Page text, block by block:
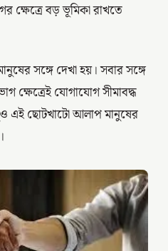
ক্ষেত্রে বড় ভূমিকা রাখতে
সঙ্গে দেখা হয়। সবার সঙ্গে
ক্ষেত্রেই যোগাযোগ সীমাবদ্ধ
এই ছোটখাটো আলাপ মানুষের